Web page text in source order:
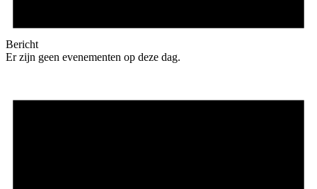
Bericht
Er zijn geen evenementen op deze dag.